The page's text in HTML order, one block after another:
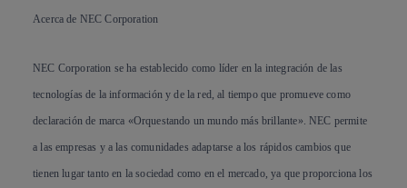
Acerca de NEC Corporation
NEC Corporation se ha establecido como líder en la integración de las
tecnologías de la información y de la red, al tiempo que promueve como
declaración de marca «Orquestando un mundo más brillante». NEC permite
a las empresas y a las comunidades adaptarse a los rápidos cambios que
tienen lugar tanto en la sociedad como en el mercado, ya que proporciona los